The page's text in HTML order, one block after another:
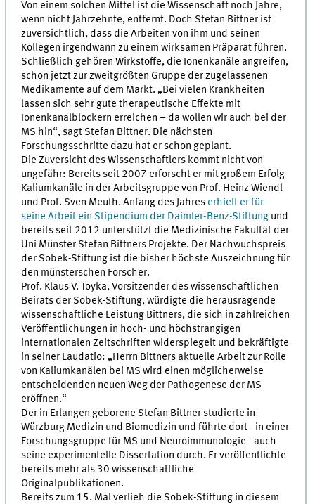
Von einem solchen Mittel ist die Wissenschaft noch Jahre,
wenn nicht Jahrzehnte, entfernt. Doch Stefan Bittner ist
zuversichtlich, dass die Arbeiten von ihm und seinen
Kollegen irgendwann zu einem wirksamen Präparat führen.
Schließlich gehören Wirkstoffe, die Ionenkanäle angreifen,
schon jetzt zur zweitgrößten Gruppe der zugelassenen
Medikamente auf dem Markt. „Bei vielen Krankheiten
lassen sich sehr gute therapeutische Effekte mit
Ionenkanalblockern erreichen – da wollen wir auch bei der
MS hin“, sagt Stefan Bittner. Die nächsten
Forschungsschritte dazu hat er schon geplant.
Die Zuversicht des Wissenschaftlers kommt nicht von
ungefähr: Bereits seit 2007 erforscht er mit großem Erfolg
Kaliumkanäle in der Arbeitsgruppe von Prof. Heinz Wiendl
und Prof. Sven Meuth. Anfang des Jahres erhielt er für
seine Arbeit ein Stipendium der Daimler-Benz-Stiftung und
bereits seit 2012 unterstützt die Medizinische Fakultät der
Uni Münster Stefan Bittners Projekte. Der Nachwuchspreis
der Sobek-Stiftung ist die bisher höchste Auszeichnung für
den münsterschen Forscher.
Prof. Klaus V. Toyka, Vorsitzender des wissenschaftlichen
Beirats der Sobek-Stiftung, würdigte die herausragende
wissenschaftliche Leistung Bittners, die sich in zahlreichen
Veröffentlichungen in hoch- und höchstrangigen
internationalen Zeitschriften widerspiegelt und bekräftigte
in seiner Laudatio: „Herrn Bittners aktuelle Arbeit zur Rolle
von Kaliumkanälen bei MS wird einen möglicherweise
entscheidenden neuen Weg der Pathogenese der MS
eröffnen.“
Der in Erlangen geborene Stefan Bittner studierte in
Würzburg Medizin und Biomedizin und führte dort - in einer
Forschungsgruppe für MS und Neuroimmunologie - auch
seine experimentelle Dissertation durch. Er veröffentlichte
bereits mehr als 30 wissenschaftliche
Originalpublikationen.
Bereits zum 15. Mal verlieh die Sobek-Stiftung in diesem